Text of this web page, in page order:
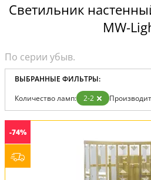
Светильник
MW-
ВЫБРАННЫЕ ФИЛЬТРЫ:
Количество ламп: 2-2
Тип:
Настенные Вид:
-74%